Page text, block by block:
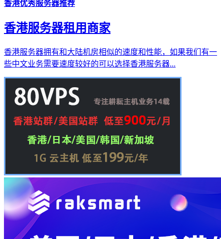
香港优秀服务器推荐
香港服务器租用商家
香港服务器拥有和大陆机房相似的速度和性能，如果我们有一
些中文业务需要速度较好的可以选择香港服务器...